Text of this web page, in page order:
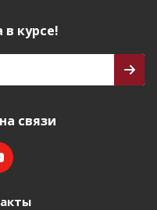
в курсе!
связи